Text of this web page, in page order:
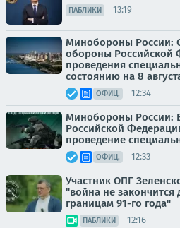
ПАБЛИКИ 13:19
Минобороны России:
обороны Российской
проведения
состоянию на 8
ОФИЦ. 12:34
Минобороны России:
Российской
проведение
ОФИЦ. 12:33
Участник ОПГ
"война не
границам 91-го года"
ПАБЛИКИ 12:16